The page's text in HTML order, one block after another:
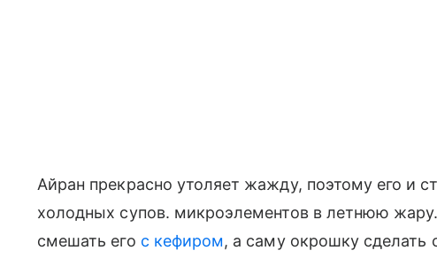
Айран прекрасно утоляет жажду, поэтому его и
холодных супов. микроэлементов в летнюю
смешать его с кефиром, а саму окрошку